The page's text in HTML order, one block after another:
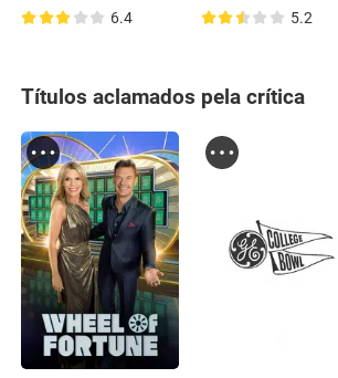
6.4 5.2
Títulos aclamados pela crítica